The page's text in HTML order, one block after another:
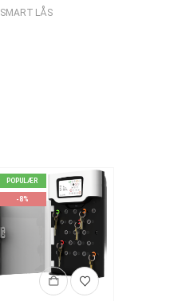
SMART LÅS
POPULÆR
-8%